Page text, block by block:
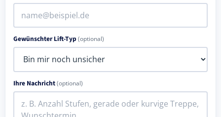
Gewünschter Lift-Typ(optional)
Ihre Nachricht(optional)